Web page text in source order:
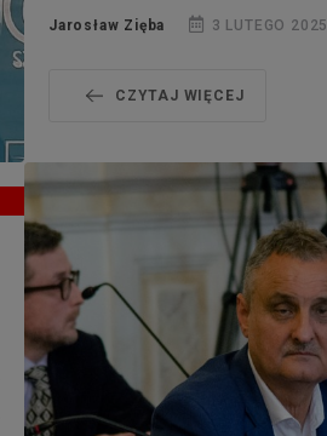
Jarosław Zięba 3 LUTEGO 2025
CZYTAJ WIĘCEJ